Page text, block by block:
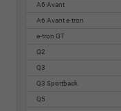
A6 Avant
A6 Avant e-tron
e-tron GT
Q2
Q3
Q3 Sportback
Q5